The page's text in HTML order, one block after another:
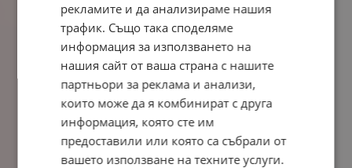
рекламите и да анализираме нашия
трафик. Също така споделяме
информация за използването на
нашия сайт от ваша страна с нашите
партньори за реклама и анализи,
които може да я комбинират с друга
информация, която сте им
предоставили или която са събрали от
вашето използване на техните услуги.